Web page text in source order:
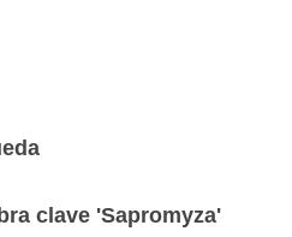
clave 'Sapromyza'